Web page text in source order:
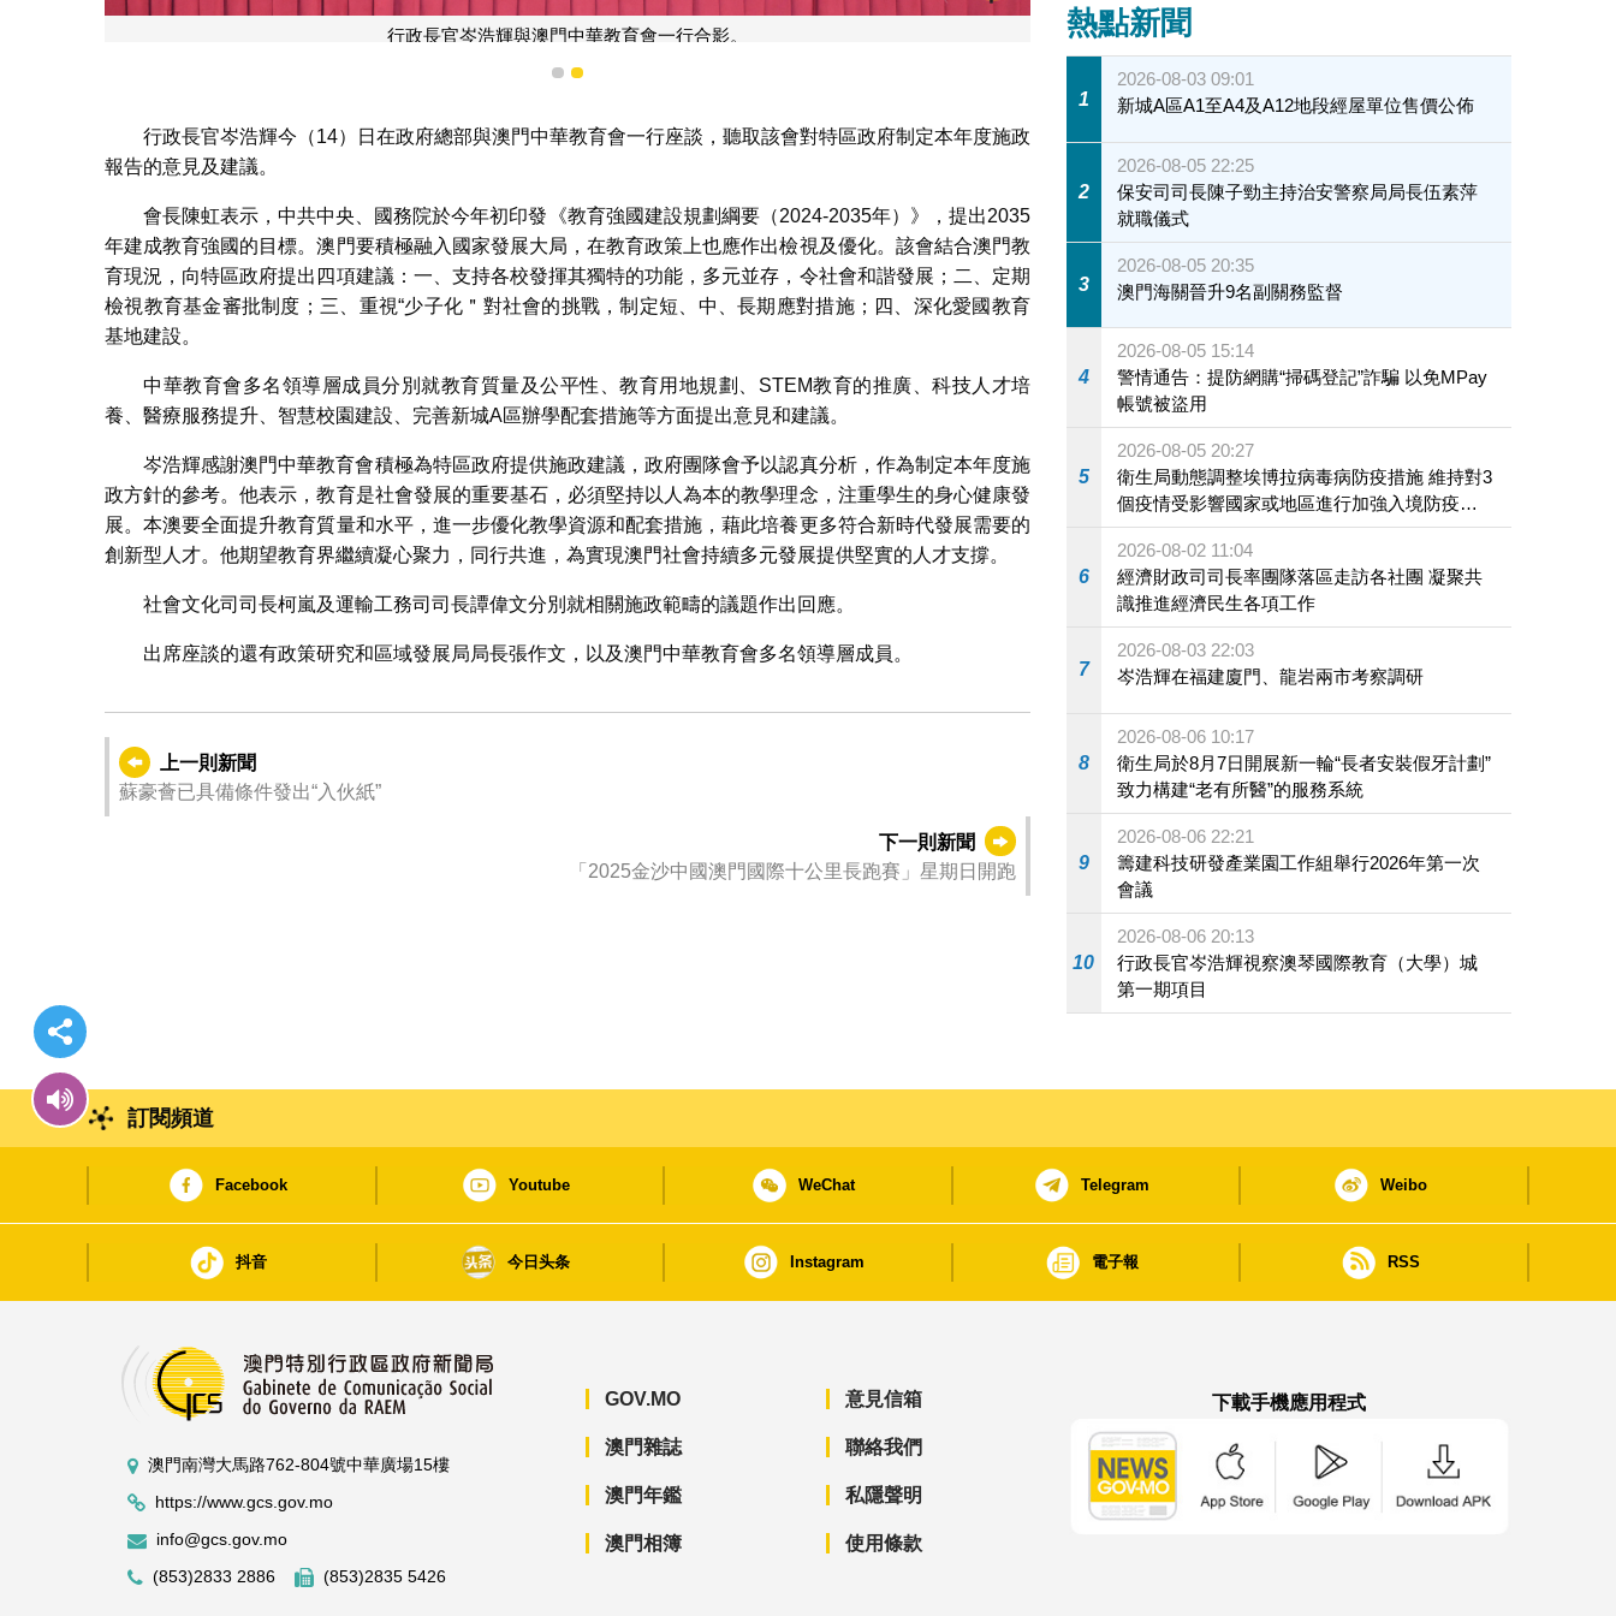
行政長官岑浩輝與澳門中華教育會一行合影。
1 2
行政長官岑浩輝今（14）日在政府總部與澳門中華教育會一行座談，聽取該會對特區政府制定本年度施政
報告的意見及建議。
會長陳虹表示，中共中央、國務院於今年初印發《教育強國建設規劃綱要（2024-2035年）》，提出2035
年建成教育強國的目標。澳門要積極融入國家發展大局，在教育政策上也應作出檢視及優化。該會結合澳門教
育現況，向特區政府提出四項建議：一、支持各校發揮其獨特的功能，多元並存，令社會和諧發展；二、定期
檢視教育基金審批制度；三、重視“少子化＂對社會的挑戰，制定短、中、長期應對措施；四、深化愛國教育
基地建設。
中華教育會多名領導層成員分別就教育質量及公平性、教育用地規劃、STEM教育的推廣、科技人才培
養、醫療服務提升、智慧校園建設、完善新城A區辦學配套措施等方面提出意見和建議。
岑浩輝感謝澳門中華教育會積極為特區政府提供施政建議，政府團隊會予以認真分析，作為制定本年度施
政方針的參考。他表示，教育是社會發展的重要基石，必須堅持以人為本的教學理念，注重學生的身心健康發
展。本澳要全面提升教育質量和水平，進一步優化教學資源和配套措施，藉此培養更多符合新時代發展需要的
創新型人才。他期望教育界繼續凝心聚力，同行共進，為實現澳門社會持續多元發展提供堅實的人才支撐。
社會文化司司長柯嵐及運輸工務司司長譚偉文分別就相關施政範疇的議題作出回應。
出席座談的還有政策研究和區域發展局局長張作文，以及澳門中華教育會多名領導層成員。
上一則新聞
蘇豪薈已具備條件發出“入伙紙”
下一則新聞
「2025金沙中國澳門國際十公里長跑賽」星期日開跑
熱點新聞
1
2026-08-03 09:01
新城A區A1至A4及A12地段經屋單位售價公佈
2
2026-08-05 22:25
保安司司長陳子勁主持治安警察局局長伍素萍
就職儀式
3
2026-08-05 20:35
澳門海關晉升9名副關務監督
4
2026-08-05 15:14
警情通告：提防網購“掃碼登記”詐騙 以免MPay
帳號被盜用
5
2026-08-05 20:27
衛生局動態調整埃博拉病毒病防疫措施 維持對3
個疫情受影響國家或地區進行加強入境防疫措
施
6
2026-08-02 11:04
經濟財政司司長率團隊落區走訪各社團 凝聚共
識推進經濟民生各項工作
7
2026-08-03 22:03
岑浩輝在福建廈門、龍岩兩市考察調研
8
2026-08-06 10:17
衛生局於8月7日開展新一輪“長者安裝假牙計劃”
致力構建“老有所醫”的服務系統
9
2026-08-06 22:21
籌建科技研發產業園工作組舉行2026年第一次
會議
10
2026-08-06 20:13
行政長官岑浩輝視察澳琴國際教育（大學）城
第一期項目
訂閱頻道
Facebook Youtube WeChat Telegram Weibo
抖音 今日头条 Instagram 電子報 RSS
澳門南灣大馬路762-804號中華廣場15樓
https://www.gcs.gov.mo
info@gcs.gov.mo
(853)2833 2886
(853)2835 5426
GOV.MO
澳門雜誌
澳門年鑑
澳門相簿
意見信箱
聯絡我們
私隱聲明
使用條款
下載手機應用程式